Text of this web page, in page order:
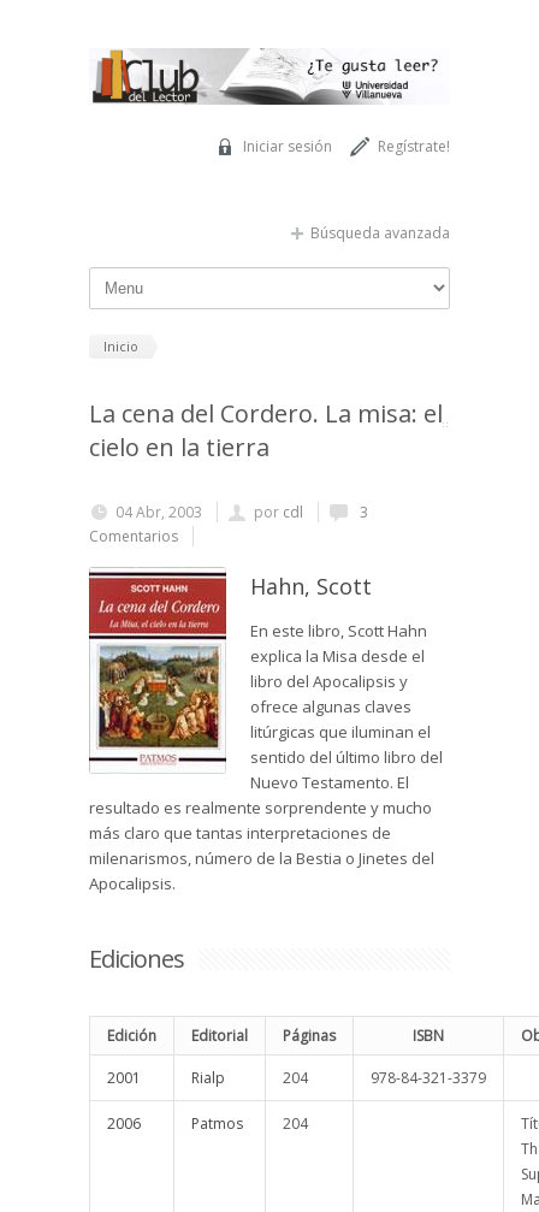
Regístrate!
Iniciar sesión
Búsqueda avanzada
Inicio
La cena del Cordero. La misa: el
cielo en la tierra
04 Abr, 2003 por cdl
3
Comentarios
Hahn, Scott
En este libro, Scott Hahn
explica la Misa desde el
libro del Apocalipsis y
ofrece algunas claves
litúrgicas que iluminan el
sentido del último libro del
Nuevo Testamento. El
resultado es realmente sorprendente y mucho
más claro que tantas interpretaciones de
milenarismos, número de la Bestia o Jinetes del
Apocalipsis.
Ediciones
Edición Editorial Páginas ISBN
2001 Rialp 204 978-84-321-3379
2006 Patmos 204